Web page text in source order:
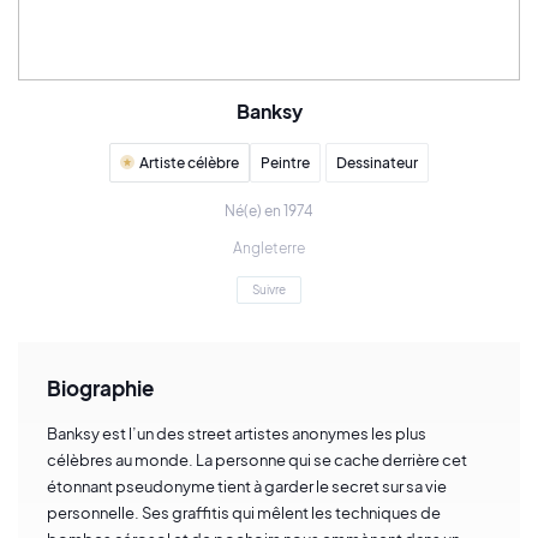
Banksy
Artiste célèbre Peintre Dessinateur
Né(e) en 1974
Angleterre
Suivre
Biographie
Banksy est l’un des street artistes anonymes les plus
célèbres au monde. La personne qui se cache derrière cet
étonnant pseudonyme tient à garder le secret sur sa vie
personnelle. Ses graffitis qui mêlent les techniques de